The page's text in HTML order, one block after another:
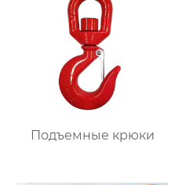
Подъемные крюки